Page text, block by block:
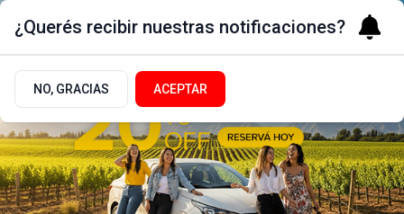
¿Querés recibir nuestras notificaciones?
NO, GRACIAS ACEPTAR